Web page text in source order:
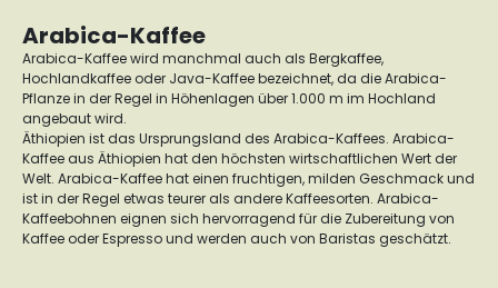
Arabica-Kaffee
Arabica-Kaffee wird manchmal auch als Bergkaffee,
Hochlandkaffee oder Java-Kaffee bezeichnet, da die Arabica-
Pflanze in der Regel in Höhenlagen über 1.000 m im Hochland
angebaut wird.
Äthiopien ist das Ursprungsland des Arabica-Kaffees. Arabica-
Kaffee aus Äthiopien hat den höchsten wirtschaftlichen Wert der
Welt. Arabica-Kaffee hat einen fruchtigen, milden Geschmack und
ist in der Regel etwas teurer als andere Kaffeesorten. Arabica-
Kaffeebohnen eignen sich hervorragend für die Zubereitung von
Kaffee oder Espresso und werden auch von Baristas geschätzt.